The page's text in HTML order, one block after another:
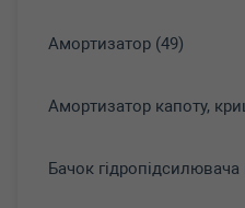
Амортизатор (49)
Амортизатор капоту,
Бачок